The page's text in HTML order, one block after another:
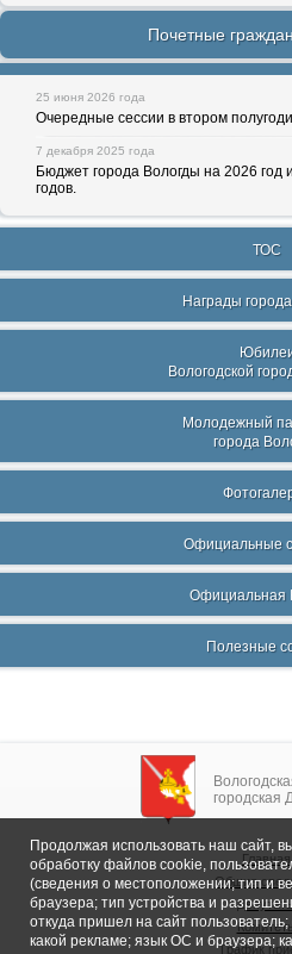
Почетные
25 июня 2026 года
Очередные сессии в втором
7 декабря 2025 года
Бюджет города Вологды на 2026
годов.
ТОС
Награды
Вологодской
Молодежный
города
Официальные
Официальная
Полезные
городская
Главная
Общие
График
Продолжая использовать наш сайт,
обработку файлов cookie,
(сведения о местоположении; тип и
браузера; тип устройства и
откуда пришел на сайт пользователь;
какой рекламе; язык ОС и браузера;